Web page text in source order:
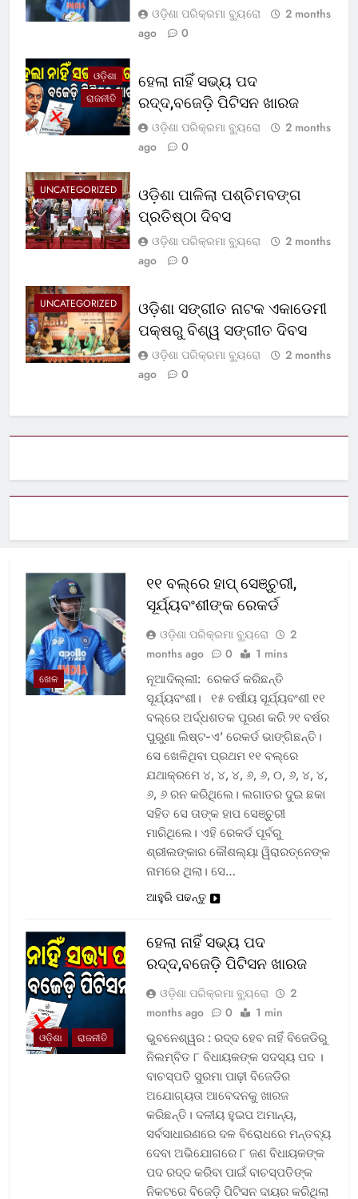
ଓଡ଼ିଶା ପରିକ୍ରମା ବ୍ୟୁରୋ
2 months
ago
0
ଓଡ଼ିଶା
ରାଜନୀତି
ହେଲା ନାହିଁ ସଭ୍ୟ ପଦ
ରଦ୍ଦ,ବଜେଡ଼ି ପିଟିସନ ଖାରଜ
ଓଡ଼ିଶା ପରିକ୍ରମା ବ୍ୟୁରୋ
2 months
ago
0
UNCATEGORIZED
ଓଡ଼ିଶା ପାଳିଲା ପଶ୍ଚିମବଙ୍ଗ
ପ୍ରତିଷ୍ଠା ଦିବସ
ଓଡ଼ିଶା ପରିକ୍ରମା ବ୍ୟୁରୋ
2 months
ago
0
UNCATEGORIZED
ଓଡ଼ିଶା ସଙ୍ଗୀତ ନାଟକ ଏକାଡେମୀ
ପକ୍ଷରୁ ବିଶ୍ୱ ସଙ୍ଗୀତ ଦିବସ
ଓଡ଼ିଶା ପରିକ୍ରମା ବ୍ୟୁରୋ
2 months
ago
0
ଖେଳ
୧୧ ବଲ୍‌ରେ ହାପ୍ ସେଞ୍ଚୁରୀ,
ସୂର୍ଯ୍ୟବଂଶୀଙ୍କ ରେକର୍ଡ
ଓଡ଼ିଶା ପରିକ୍ରମା ବ୍ୟୁରୋ
2
months ago
0 1 mins
ନୂଆଦିଲ୍ଲୀ: ରେକର୍ଡ କରିଛନ୍ତି
ସୂର୍ଯ୍ୟବଂଶୀ। ୧୫ ବର୍ଷୀୟ ସୂର୍ଯ୍ୟବଂଶୀ ୧୧
ବଲ୍‌ରେ ଅର୍ଦ୍ଧଶତକ ପୂରଣ କରି ୨୧ ବର୍ଷର
ପୁରୁଣା ଲିଷ୍ଟ-ଏ’ ରେକର୍ଡ ଭାଙ୍ଗିଛନ୍ତି।
ସେ ଖେଳିଥିବା ପ୍ରଥମ ୧୧ ବଲ୍‌ରେ
ଯଥାକ୍ରମେ ୪, ୪, ୪, ୬, ୬, ୦, ୬, ୪, ୪,
୬, ୬ ରନ କରିଥିଲେ। ଲଗାତର ଦୁଇ ଛକା
ସହିତ ସେ ତାଙ୍କ ହାପ ସେଞ୍ଚୁରୀ
ମାରିଥିଲେ। ଏହି ରେକର୍ଡ ପୂର୍ବରୁ
ଶ୍ରୀଲଙ୍କାର କୌଶଲ୍ୟା ୱିରାରତ୍ନେଙ୍କ
ନାମରେ ଥିଲା। ସେ…
ଆହୁରି ପଢନ୍ତୁ
ଓଡ଼ିଶା ରାଜନୀତି
ହେଲା ନାହିଁ ସଭ୍ୟ ପଦ
ରଦ୍ଦ,ବଜେଡ଼ି ପିଟିସନ ଖାରଜ
ଓଡ଼ିଶା ପରିକ୍ରମା ବ୍ୟୁରୋ
2
months ago
0 1 min
ଭୁବନେଶ୍ୱର : ରଦ୍ଦ ହେବ ନାହିଁ ବିଜେଡିରୁ
ନିଲମ୍ବିତ ୮ ବିଧାୟକଙ୍କ ସଦସ୍ୟ ପଦ ।
ବାଚସ୍ପତି ସୁରମା ପାଢ଼ୀ ବିଜେଡିର
ଅଯୋଗ୍ୟତା ଆବେଦନକୁ ଖାରଜ
କରିଛନ୍ତି। ଦଳୀୟ ହୁଇପ ଅମାନ୍ୟ,
ସର୍ବସାଧାରଣରେ ଦଳ ବିରୋଧରେ ମନ୍ତବ୍ୟ
ଦେବା ଅଭିଯୋଗରେ ୮ ଜଣ ବିଧାୟକଙ୍କ
ପଦ ରଦ୍ଦ କରିବା ପାଇଁ ବାଚସ୍ପତିଙ୍କ
ନିକଟରେ ବିଜେଡ଼ି ପିଟିସନ ଦାୟର କରିଥିଲା